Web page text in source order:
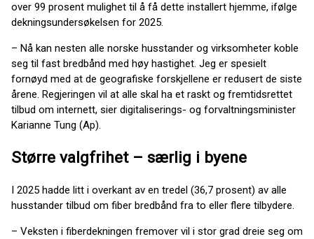
over 99 prosent mulighet til å få dette installert hjemme, ifølge
dekningsundersøkelsen for 2025.
– Nå kan nesten alle norske husstander og virksomheter koble
seg til fast bredbånd med høy hastighet. Jeg er spesielt
fornøyd med at de geografiske forskjellene er redusert de siste
årene. Regjeringen vil at alle skal ha et raskt og fremtidsrettet
tilbud om internett, sier digitaliserings- og forvaltningsminister
Karianne Tung (Ap).
Større valgfrihet – særlig i byene
I 2025 hadde litt i overkant av en tredel (36,7 prosent) av alle
husstander tilbud om fiber bredbånd fra to eller flere tilbydere.
– Veksten i fiberdekningen fremover vil i stor grad dreie seg om